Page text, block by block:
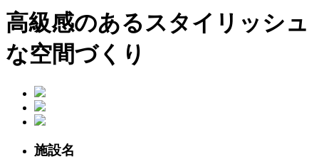
高級感のあるスタイリッシュ
な空間づくり
施設名